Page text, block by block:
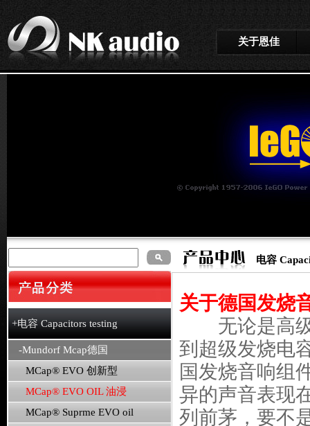
关于恩佳
+电容 Capacitors testing
-Mundorf Mcap德国
MCap® EVO 创新型
MCap® EVO OIL 油浸
MCap® Suprme EVO oil
电容
关于德国发烧
无论是高级
到超级发烧电
国发烧音响组
异的声音表现
列前茅，要不